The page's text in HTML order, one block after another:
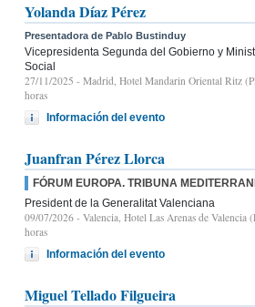
Yolanda Díaz Pérez
Presentadora de Pablo Bustinduy
Vicepresidenta Segunda del Gobierno y
Social
27/11/2025 - Madrid, Hotel Mandarin Oriental Ritz
horas
Información del evento
Juanfran Pérez Llorca
FÓRUM EUROPA. TRIBUNA
President de la Generalitat Valenciana
09/07/2026 - Valencia, Hotel Las Arenas de Valencia
horas
Información del evento
Miguel Tellado Filgueira